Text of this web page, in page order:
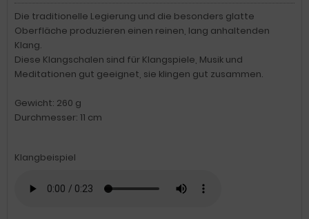
Die traditionelle Legierung und die besonders glatte
Oberfläche produzieren einen reinen, lang anhaltenden
Klang.
Diese Klangschalen sind für Klangspiele, Musik und
Meditationen gut geeignet, sie klingen gut zusammen.
Gewicht: 260 g
Durchmesser: 11 cm
Klangbeispiel